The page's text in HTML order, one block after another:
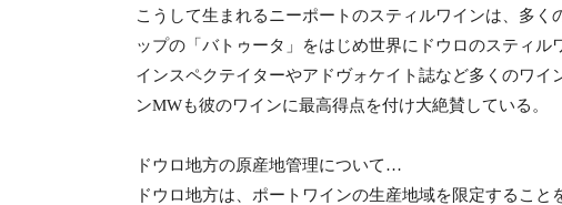
こうして生まれるニーポートのスティルワインは、多
ップの「バトゥータ」をはじめ世界にドウロのスティ
インスペクテイターやアドヴォケイト誌など多くのワ
ンMWも彼のワインに最高得点を付け大絶賛している。
ドウロ地方の原産地管理について…
ドウロ地方は、ポートワインの生産地域を限定するこ